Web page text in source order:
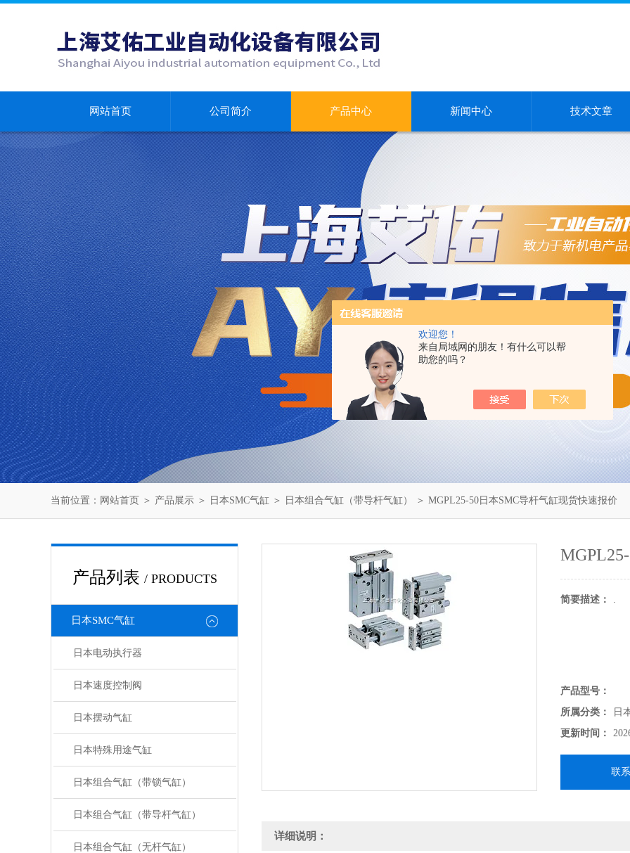
欢迎您！
来自局域网的朋友！有什么可以帮
助您的吗？
网站首页 公司简介 产品中心 新闻中心 技术文章
当前位置： 网站首页 ＞ 产品展示 ＞ 日本SMC气缸 ＞ 日本组合气缸（带导杆气缸） ＞ MGPL25-50日本SMC导杆气缸现货快速报价
产品列表 / PRODUCTS
日本SMC气缸
日本电动执行器
日本速度控制阀
日本摆动气缸
日本特殊用途气缸
日本组合气缸（带锁气缸）
日本组合气缸（带导杆气缸）
日本组合气缸（无杆气缸）
简要描述： .
产品型号：
所属分类：
日
更新时间：
联
详细说明：